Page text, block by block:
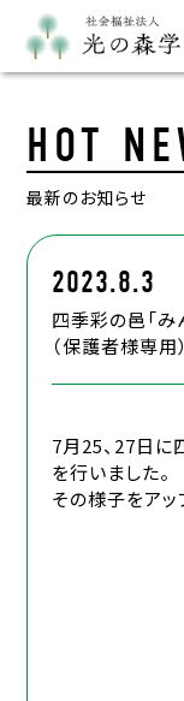
HOT
最新のお知らせ
2023.8.3
四季彩の邑「み
（保護者様専用）
7月25、27日に
を行いました。
その様子をアッ